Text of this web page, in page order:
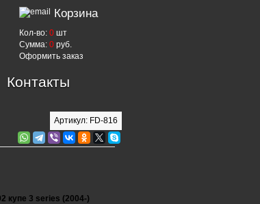
Корзина
Кол-во: 0 шт
Сумма: 0 руб.
Оформить заказ
Контакты
Артикул: FD-816
купе 3 series (2004-)